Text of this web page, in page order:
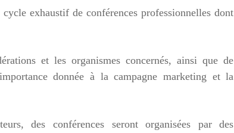
exhaustif de conférences professionnelles dont
et les organismes concernés, ainsi que de
donnée à la campagne marketing et la
des conférences seront organisées par des